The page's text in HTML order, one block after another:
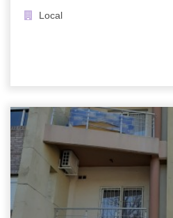
Local